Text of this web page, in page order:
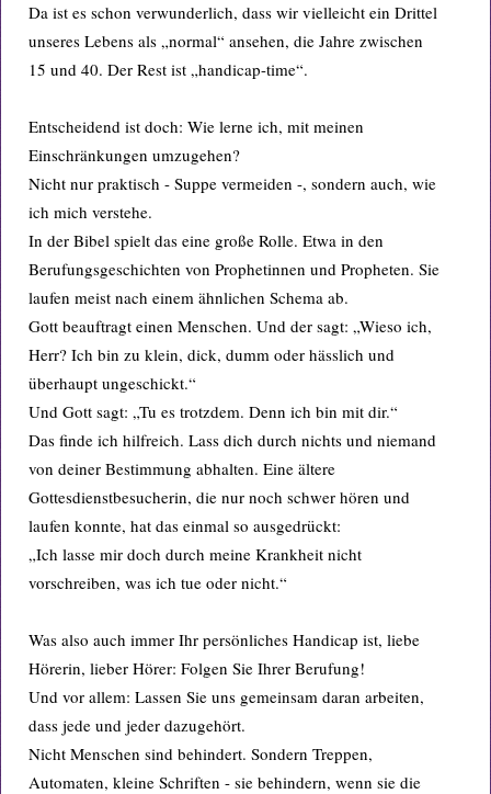
Da ist es schon verwunderlich, dass wir vielleicht ein Drittel
unseres Lebens als „normal“ ansehen, die Jahre zwischen
15 und 40. Der Rest ist „handicap-time“.
Entscheidend ist doch: Wie lerne ich, mit meinen
Einschränkungen umzugehen?
Nicht nur praktisch - Suppe vermeiden -, sondern auch, wie
ich mich verstehe.
In der Bibel spielt das eine große Rolle. Etwa in den
Berufungsgeschichten von Prophetinnen und Propheten. Sie
laufen meist nach einem ähnlichen Schema ab.
Gott beauftragt einen Menschen. Und der sagt: „Wieso ich,
Herr? Ich bin zu klein, dick, dumm oder hässlich und
überhaupt ungeschickt.“
Und Gott sagt: „Tu es trotzdem. Denn ich bin mit dir.“
Das finde ich hilfreich. Lass dich durch nichts und niemand
von deiner Bestimmung abhalten. Eine ältere
Gottesdienstbesucherin, die nur noch schwer hören und
laufen konnte, hat das einmal so ausgedrückt:
„Ich lasse mir doch durch meine Krankheit nicht
vorschreiben, was ich tue oder nicht.“
Was also auch immer Ihr persönliches Handicap ist, liebe
Hörerin, lieber Hörer: Folgen Sie Ihrer Berufung!
Und vor allem: Lassen Sie uns gemeinsam daran arbeiten,
dass jede und jeder dazugehört.
Nicht Menschen sind behindert. Sondern Treppen,
Automaten, kleine Schriften - sie behindern, wenn sie die